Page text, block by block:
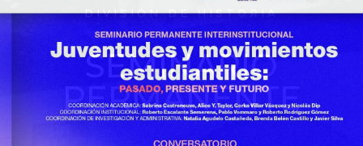
DIVISIÓN DE HISTORIA
SEMINARIO
PERMANENTE